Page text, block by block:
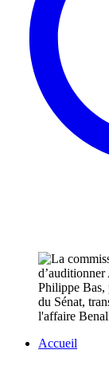
Philippe Bas,
du Sénat,
l'affaire
Accueil